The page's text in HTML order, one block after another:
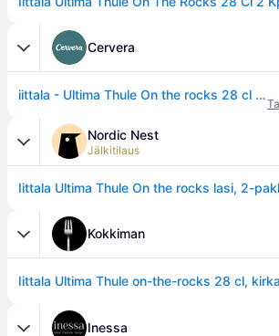
Cervera
iittala - Ultima Thule On the rocks 28 cl 2 kpl
Nordic Nest
Jälkitilaus
Kokkiman
Inessa